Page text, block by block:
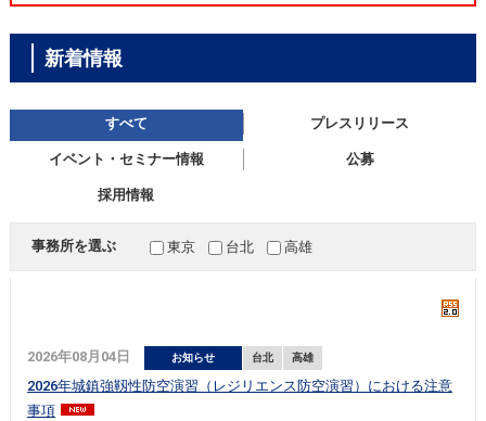
新着情報
すべて プレスリリース
イベント・セミナー情報 公募
採用情報
事務所を選ぶ 東京 台北 高雄
2026年08月04日 お知らせ 台北 高雄
2026年城鎮強靱性防空演習（レジリエンス防空演習）における注意
事項